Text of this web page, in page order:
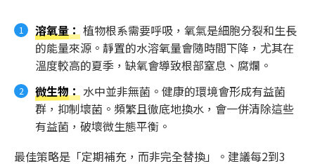
溶氧量：植物根系需要呼吸，氧氣是細胞分裂和生長
的能量來源。靜置的水溶氧量會隨時間下降，尤其在
溫度較高的夏季，缺氧會導致根部窒息、腐爛。
微生物：水中並非無菌。健康的環境會形成有益菌
群，抑制壞菌。頻繁且徹底地換水，會一併清除這些
有益菌，破壞微生態平衡。
最佳策略是「定期補充，而非完全替換」。建議每2到3